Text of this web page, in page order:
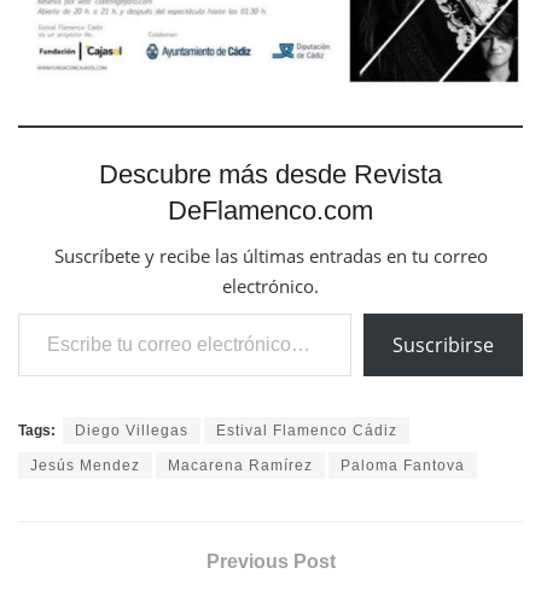
Descubre más desde Revista
DeFlamenco.com
Suscríbete y recibe las últimas entradas en tu correo
electrónico.
Escribe tu correo electrónico…
Suscribirse
Tags: Diego Villegas Estival Flamenco Cádiz
Jesús Mendez Macarena Ramírez Paloma Fantova
Previous Post